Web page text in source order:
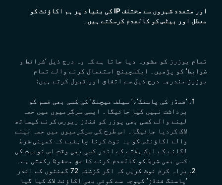
اور متعدد شہروں سے مختلف IP کی بنیاد پر ہم اکاؤنٹ کو
معطل اور بیٹس کو کالعدم کرسکتے ہیں۔
تمام یوزرز کو مشورہ دیا جاتا ہے کہ وہ درج ذیل ‘شرائط و
ضوابط’ کو پڑھیں۔ ایکسچینج استعمال کرنے والے تمام
یوزرز مندرجہ درج ذیل سے اتفاق اور قبول کرتے ہیں:
‘فنڈز کی پاسنگ’،’ سیلف میچنگ’ کی کسی بھی قسم کو
برداشت نہیں کیا جائیگا۔ ایسی سرگرمیوں میں حصہ
لینے والے کسی بھی یوزر کو فنڈز ریورس کرنے کیساتھ
لاک کردیا جائیگا۔ اس طرح کی سرگرمیوں میں حصہ لینے
والے اکاؤنٹس کو یہ نوٹ کرنا چاہئیے کہ کمپنی شرط
لگانے کے ایک ہفتے کے اندر کسی بھی وقت اس نوعیت کی
کسی بھی شرط کو کالعدم کرنے کا حق محفوظ رکھتی ہے۔
براہ کرم نوٹ کریں کہ اگر گزشتہ 72 گھنٹوں کے اندر
‘پاسنگ فنڈز’ کیوجہ سے کوئی بھی اکاؤنٹ لاک کیا گیا